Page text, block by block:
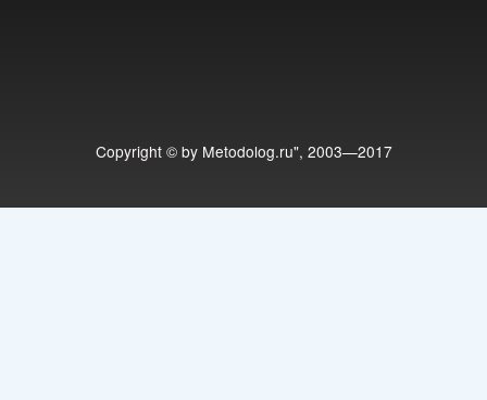
Copyright © by Metodolog.ru", 2003—2017